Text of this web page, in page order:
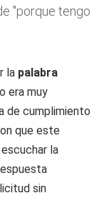
"porque tengo
la palabra
era muy
de cumplimiento
que este
la
sin